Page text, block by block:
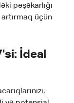
peşəkarlığı
üçün
İdeal